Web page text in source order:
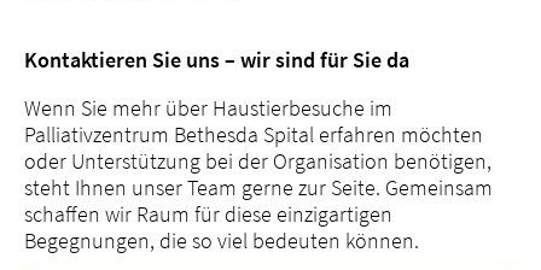
Kontaktieren Sie uns – wir sind für Sie da
Wenn Sie mehr über Haustierbesuche im
Palliativzentrum Bethesda Spital erfahren möchten
oder Unterstützung bei der Organisation benötigen,
steht Ihnen unser Team gerne zur Seite. Gemeinsam
schaffen wir Raum für diese einzigartigen
Begegnungen, die so viel bedeuten können.